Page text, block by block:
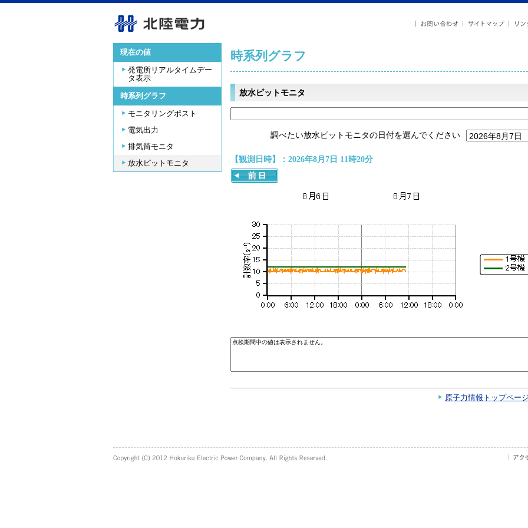
現在の値
発電所リアルタイムデー
タ表示
時系列グラフ
モニタリングポスト
電気出力
排気筒モニタ
放水ピットモニタ
時系列グラフ
放水ピットモニタ
調べたい放水ピットモニタの日付を選んでください
【観測日時】：2026年8月7日 11時20分
原子力情報トップペー